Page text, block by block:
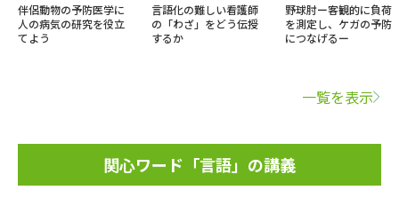
伴侶動物の予防医学に
人の病気の研究を役立
てよう
言語化の難しい看護師
の「わざ」をどう伝授
するか
野球肘ー客観的に負荷
を測定し、ケガの予防
につなげるー
一覧を表示
関心ワード「言語」の講義